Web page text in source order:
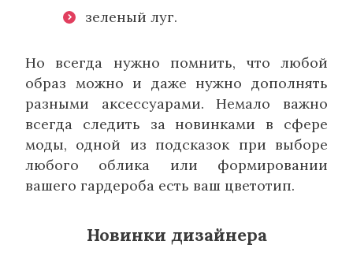
зеленый луг.
Но всегда нужно помнить, что любой
образ можно и даже нужно дополнять
разными аксессуарами. Немало важно
всегда следить за новинками в сфере
моды, одной из подсказок при выборе
любого облика или формировании
вашего гардероба есть ваш цветотип.
Новинки дизайнера